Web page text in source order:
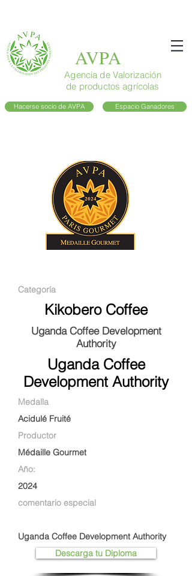
AVPA
Agencia de Valorización
de productos agrícolas
Hacerse socio de AVPA Espacio Ganadores
Categoría
Kikobero Coffee
Uganda Coffee Development
Authority
Uganda Coffee
Development Authority
Medalla
Acidulé Fruité
Productor
Médaille Gourmet
Año:
2024
comentario especial
Uganda Coffee Development Authority
Descarga tu Diploma